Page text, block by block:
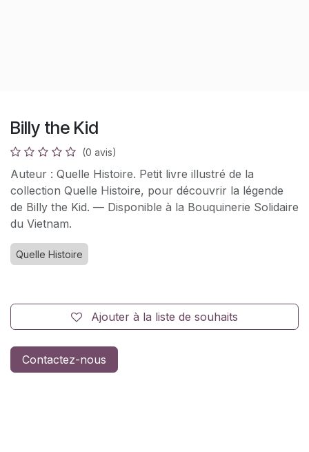
Billy the Kid
(0 avis)
Auteur : Quelle Histoire. Petit livre illustré de la
collection Quelle Histoire, pour découvrir la légende
de Billy the Kid. — Disponible à la Bouquinerie Solidaire
du Vietnam.
Quelle Histoire
Ajouter à la liste de souhaits
Contactez-nous